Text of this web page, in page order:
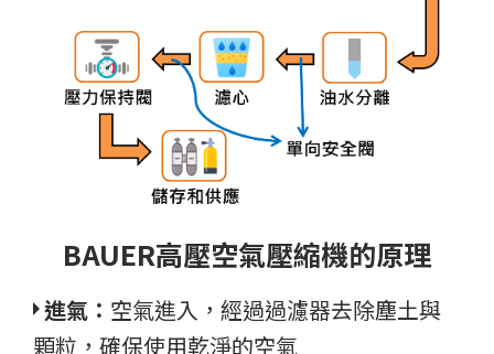
BAUER高壓空氣壓縮機的原理
進氣： 空氣進入，經過過濾器去除塵土與
顆粒，確保使用乾淨的空氣